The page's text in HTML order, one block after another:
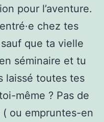
pour l’aventure.
chez tes
que ta vielle
séminaire et tu
laissé toutes tes
même ? Pas de
ou empruntes-en